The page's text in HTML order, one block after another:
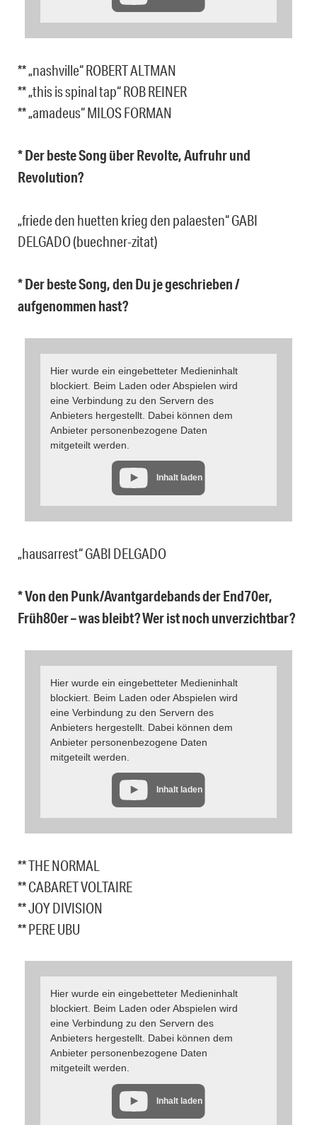
** „nashville“ ROBERT ALTMAN
** „this is spinal tap“ ROB REINER
** „amadeus“ MILOS FORMAN
* Der beste Song über Revolte, Aufruhr und
Revolution?
„friede den huetten krieg den palaesten“ GABI
DELGADO (buechner-zitat)
* Der beste Song, den Du je geschrieben /
aufgenommen hast?
Hier wurde ein eingebetteter Medieninhalt
blockiert. Beim Laden oder Abspielen wird
eine Verbindung zu den Servern des
Anbieters hergestellt. Dabei können dem
Anbieter personenbezogene Daten
mitgeteilt werden.
Inhalt laden
„hausarrest“ GABI DELGADO
* Von den Punk/Avantgardebands der End70er,
Früh80er – was bleibt? Wer ist noch unverzichtbar?
Hier wurde ein eingebetteter Medieninhalt
blockiert. Beim Laden oder Abspielen wird
eine Verbindung zu den Servern des
Anbieters hergestellt. Dabei können dem
Anbieter personenbezogene Daten
mitgeteilt werden.
Inhalt laden
** THE NORMAL
** CABARET VOLTAIRE
** JOY DIVISION
** PERE UBU
Hier wurde ein eingebetteter Medieninhalt
blockiert. Beim Laden oder Abspielen wird
eine Verbindung zu den Servern des
Anbieters hergestellt. Dabei können dem
Anbieter personenbezogene Daten
mitgeteilt werden.
Inhalt laden